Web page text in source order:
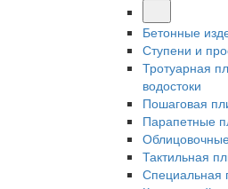
Бетонные
Ступени и
Тротуарная
водостоки
Пошаговая
Парапетные
Тактильная
Специальная